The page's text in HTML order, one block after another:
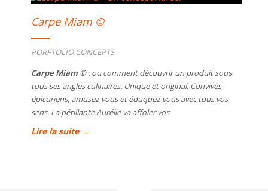
Carpe Miam ©
PORFTOLIO CONCEPTS
Carpe Miam ©: ou comment découvrir un produit sous
tous ses angles culinaires. Unique et original. Convives
épicuriens, amusez-vous et éduquez-vous avec tous vos
sens. La pétillante Aurélie va affoler vos
Lire la suite →